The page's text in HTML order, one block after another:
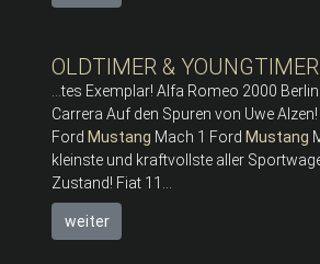
OLDTIMER &
...tes Exemplar! Alfa Romeo 2000
Carrera Auf den Spuren von Uwe
Ford Mustang Mach 1 Ford Mustang
kleinste und kraftvollste aller
Zustand! Fiat 11...
weiter